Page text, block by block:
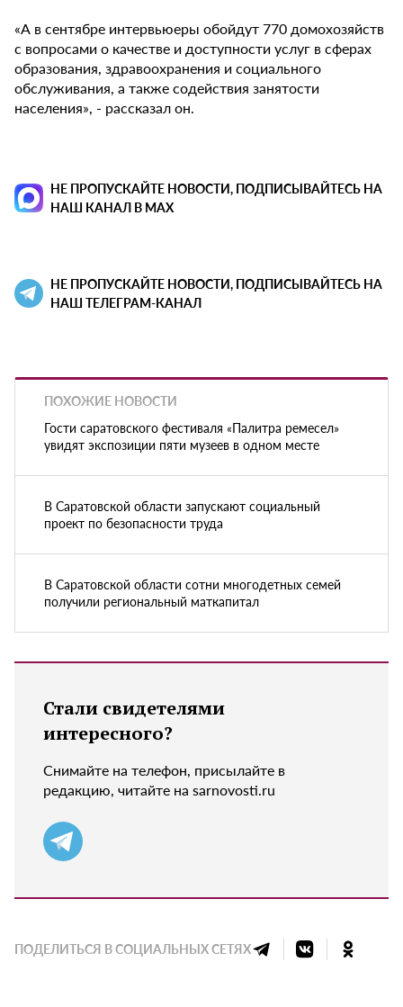
«А в сентябре интервьюеры обойдут 770 домохозяйств
с вопросами о качестве и доступности услуг в сферах
образования, здравоохранения и социального
обслуживания, а также содействия занятости
населения», - рассказал он.
НЕ ПРОПУСКАЙТЕ НОВОСТИ, ПОДПИСЫВАЙТЕСЬ НА
НАШ КАНАЛ В MAX
НЕ ПРОПУСКАЙТЕ НОВОСТИ, ПОДПИСЫВАЙТЕСЬ НА
НАШ ТЕЛЕГРАМ-КАНАЛ
ПОХОЖИЕ НОВОСТИ
Гости саратовского фестиваля «Палитра ремесел»
увидят экспозиции пяти музеев в одном месте
В Саратовской области запускают социальный
проект по безопасности труда
В Саратовской области сотни многодетных семей
получили региональный маткапитал
Стали свидетелями
интересного?
Снимайте на телефон, присылайте в
редакцию, читайте на sarnovosti.ru
ПОДЕЛИТЬСЯ В СОЦИАЛЬНЫХ СЕТЯХ